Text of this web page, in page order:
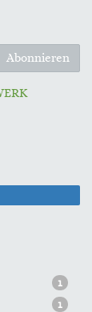
Abonnieren
1
1